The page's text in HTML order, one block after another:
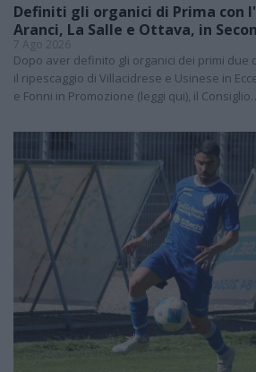
Definiti gli organici di Prima con
Aranci, La Salle e Ottava, in
7 Ago 2026
Dopo aver definito gli organici dei primi due
il ripescaggio di Villacidrese e Usinese in
e Fonni in Promozione (leggi qui), il